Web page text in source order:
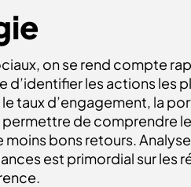
on se rend compte
les actions les
taux d’engagement, la
de comprendre
bons retours.
est primordial sur les